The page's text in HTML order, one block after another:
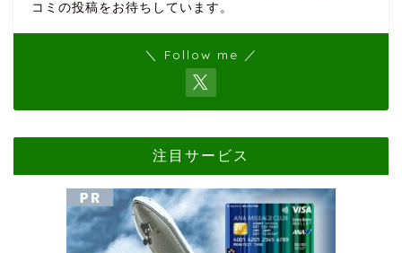
コミの投稿をお待ちしています。
＼ Follow me ／
注目サービス